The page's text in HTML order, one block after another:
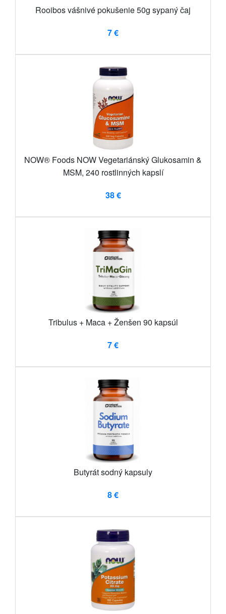
Rooibos vášnivé pokušenie 50g sypaný čaj
7 €
NOW® Foods NOW Vegetariánský Glukosamin &
MSM, 240 rostlinných kapslí
38 €
Tribulus + Maca + Ženšen 90 kapsúl
7 €
Butyrát sodný kapsuly
8 €